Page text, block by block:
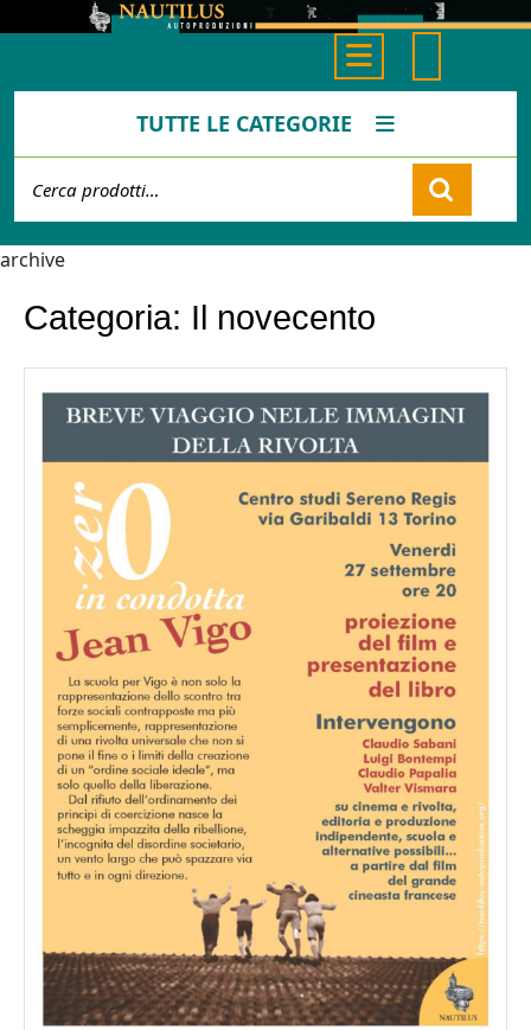
Button
TUTTE LE CATEGORIE
Cart
archive
Categoria: Il novecento